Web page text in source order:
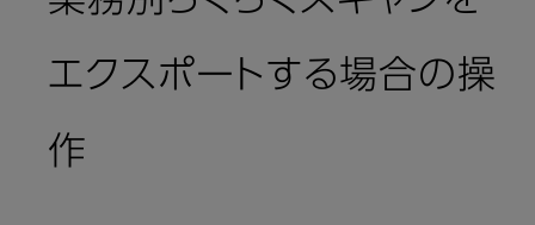
エクスポートする場合の操
作